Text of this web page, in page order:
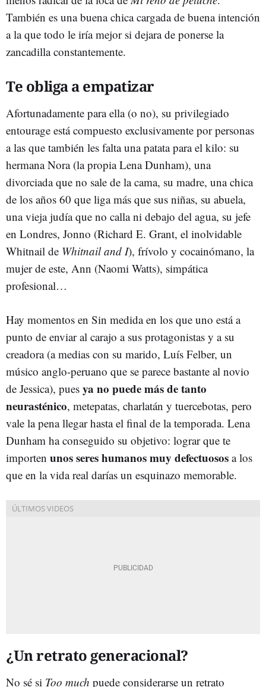
También es una buena chica cargada de buena intención
a la que todo le iría mejor si dejara de ponerse la
zancadilla constantemente.
Te obliga a empatizar
Afortunadamente para ella (o no), su privilegiado
entourage está compuesto exclusivamente por personas
a las que también les falta una patata para el kilo: su
hermana Nora (la propia Lena Dunham), una
divorciada que no sale de la cama, su madre, una chica
de los años 60 que liga más que sus niñas, su abuela,
una vieja judía que no calla ni debajo del agua, su jefe
en Londres, Jonno (Richard E. Grant, el inolvidable
Whitnail de Whitnail and I), frívolo y cocainómano, la
mujer de este, Ann (Naomi Watts), simpática
profesional…
Hay momentos en Sin medida en los que uno está a
punto de enviar al carajo a sus protagonistas y a su
creadora (a medias con su marido, Luís Felber, un
músico anglo-peruano que se parece bastante al novio
de Jessica), pues ya no puede más de tanto
neurasténico, metepatas, charlatán y tuercebotas, pero
vale la pena llegar hasta el final de la temporada. Lena
Dunham ha conseguido su objetivo: lograr que te
importen unos seres humanos muy defectuosos a los
que en la vida real darías un esquinazo memorable.
¿Un retrato generacional?
No sé si Too much puede considerarse un retrato